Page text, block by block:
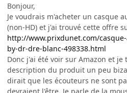
Bonjour,
Je voudrais m'acheter un casque
(non-HD) et j'ai trouvé cette offre
http://www.prixdunet.com/
by-dr-dre-blanc-498338.html
Donc j'ai été voir sur Amazon et je
description du produit un peu
dirait que les écouteurs ne sont